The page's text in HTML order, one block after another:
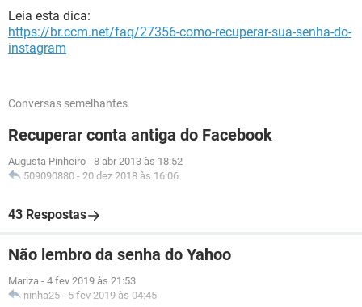
Leia esta dica:
https://br.ccm.net/faq/27356-como-recuperar-sua-senha-do-
instagram
Conversas semelhantes
Recuperar conta antiga do Facebook
Augusta Pinheiro - 8 abr 2013 às 18:52
509090880 - 20 dez 2018 às 16:06
43 Respostas
Não lembro da senha do Yahoo
Mariza - 4 fev 2019 às 21:53
ninha25 - 5 fev 2019 às 04:45